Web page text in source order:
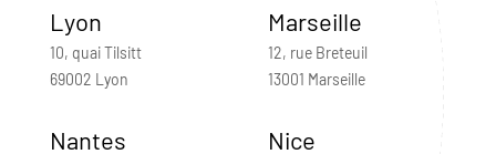
Lyon
10, quai Tilsitt
69002 Lyon
Marseille
12, rue Breteuil
13001 Marseille
Nantes Nice